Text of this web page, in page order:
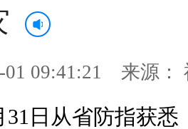
01 09:41:21 来源：
日从省防指获悉